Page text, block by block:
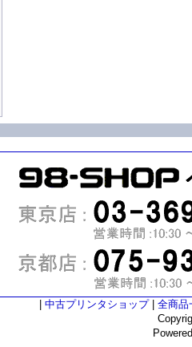
中古プリンタショップ| 全商品